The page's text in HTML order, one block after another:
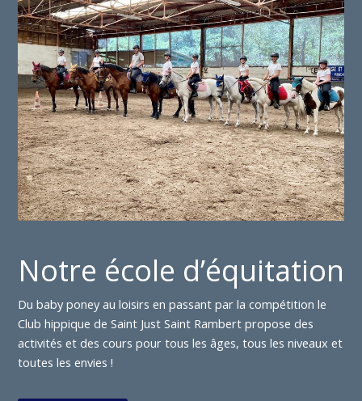
Notre école d’équitation
Du baby poney au loisirs en passant par la compétition le
Club hippique de Saint Just Saint Rambert propose des
activités et des cours pour tous les âges, tous les niveaux et
toutes les envies !